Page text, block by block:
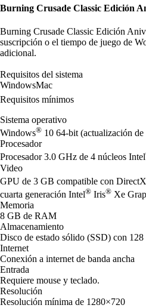
Burning Crusade Classic Edición
Burning Crusade Classic Edición
suscripción o el tiempo de juego de
adicional.
Requisitos del sistema
WindowsMac
Requisitos mínimos
Sistema operativo
Windows® 10 64-bit (actualización
Procesador
Procesador 3.0 GHz de 4 núcleos Intel
Video
GPU de 3 GB compatible con DirectX
cuarta generación Intel® Iris® Xe
Memoria
8 GB de RAM
Almacenamiento
Disco de estado sólido (SSD) con
Internet
Conexión a internet de banda ancha
Entrada
Requiere mouse y teclado.
Resolución
Resolución mínima de 1280×720